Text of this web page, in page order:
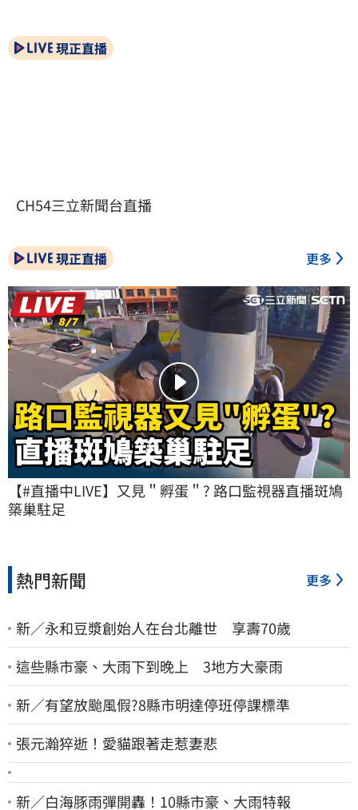
現正直播
CH54三立新聞台直播
現正直播 更多
【#直播中LIVE】又見＂孵蛋＂? 路口監視器直播斑鳩
築巢駐足
熱門新聞 更多
新／永和豆漿創始人在台北離世 享壽70歲
這些縣市豪、大雨下到晚上 3地方大豪雨
新／有望放颱風假?8縣市明達停班停課標準
張元瀚猝逝！愛貓跟著走惹妻悲
新／白海豚雨彈開轟！10縣市豪、大雨特報